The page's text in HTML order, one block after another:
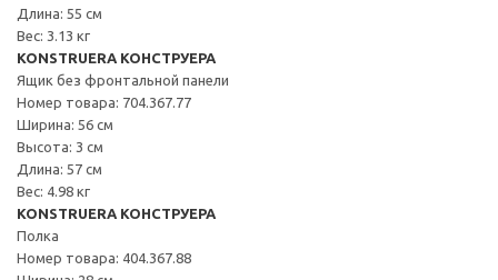
Длина: 55 см
Вес: 3.13 кг
KONSTRUERA КОНСТРУЕРА
Ящик без фронтальной панели
Номер товара: 704.367.77
Ширина: 56 см
Высота: 3 см
Длина: 57 см
Вес: 4.98 кг
KONSTRUERA КОНСТРУЕРА
Полка
Номер товара: 404.367.88